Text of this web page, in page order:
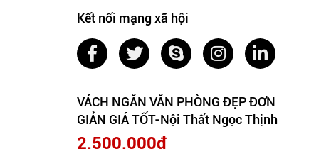
Kết nối mạng xã hội
VÁCH NGĂN VĂN PHÒNG ĐẸP ĐƠN
GIẢN GIÁ TỐT-Nội Thất Ngọc Thịnh
2.500.000đ